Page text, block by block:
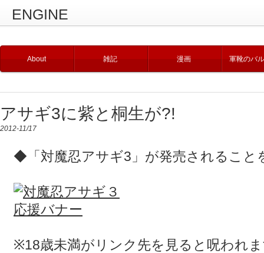
ENGINE
About 雑記 漫画 軍靴のバ
アサギ3に紫と桐生が?!
2012-11/17
◆「対魔忍アサギ3」が発売されること
※18歳未満がリンク先を見ると呪われ